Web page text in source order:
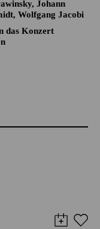
Johann
Wolfgang Jacobi
das Konzert